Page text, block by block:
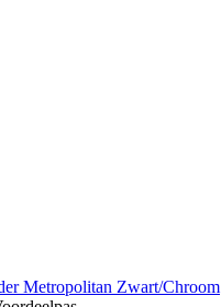
Metropolitan Zwart/Chroom